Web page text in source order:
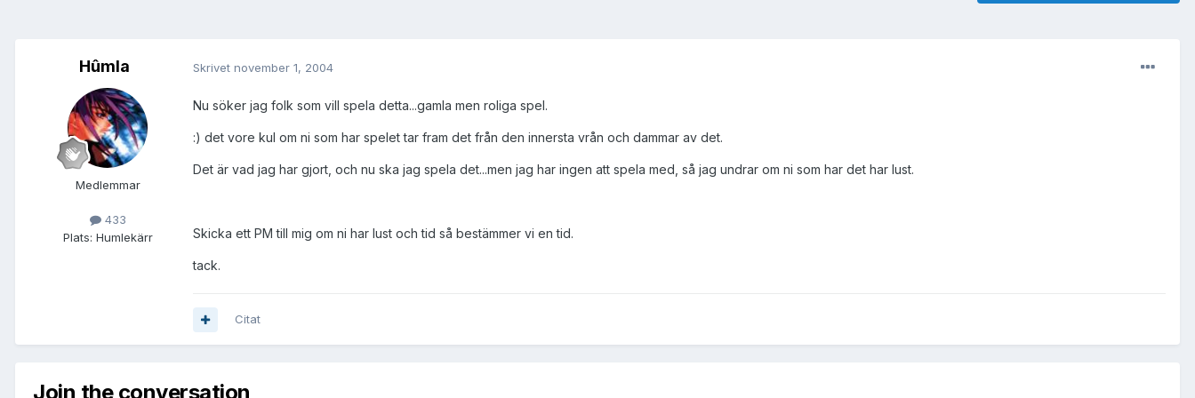
Hûmla
Medlemmar
433
Plats: Humlekärr
Skrivet november 1, 2004
Nu söker jag folk som vill spela detta...gamla men roliga spel.
:) det vore kul om ni som har spelet tar fram det från den innersta vrån och dammar av det.
Det är vad jag har gjort, och nu ska jag spela det...men jag har ingen att spela med, så jag undrar om ni som har det har lust.
Skicka ett PM till mig om ni har lust och tid så bestämmer vi en tid.
tack.
Citat
Join the conversation